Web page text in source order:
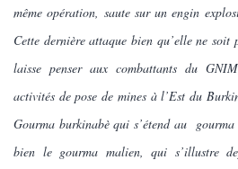
même opération, saute sur un engin
Cette dernière attaque bien qu’elle ne soit
laisse penser aux combattants du
activités de pose de mines à l’Est du
Gourma burkinabè qui s’étend au
bien le gourma malien, qui s’illustre